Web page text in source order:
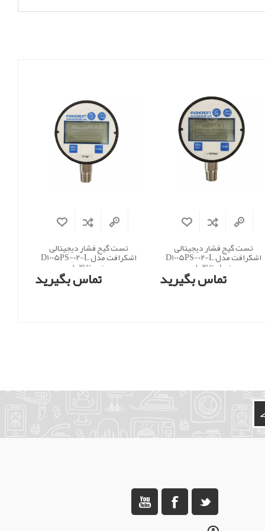
تست گیج فشار دیجیتالی
اشکرافت مدل D1005PS-02-L
رنج 1- تا 21 بارتماس بگیرید
تست گیج فشار دیجیتالی
اشکرافت مدل D1005PS-02-L
رنج 0 تا 21 بار
تماس بگیرید